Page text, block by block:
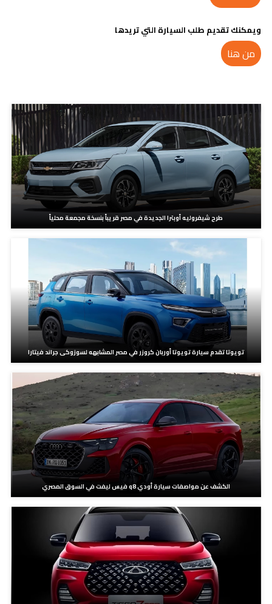
ويمكنك تقديم طلب السيارة التي تريدها
من هنا
طرح شيفروليه أوبترا الجديدة في مصر قريباً بنسخة مجمعة محلياً
تويوتا تقدم سيارة تويوتا أوربان كروزر في مصر المشابهه لسوزوكى جراند فيتارا
الكشف عن مواصفات سيارة أودي q8 فيس ليفت في السوق المصري